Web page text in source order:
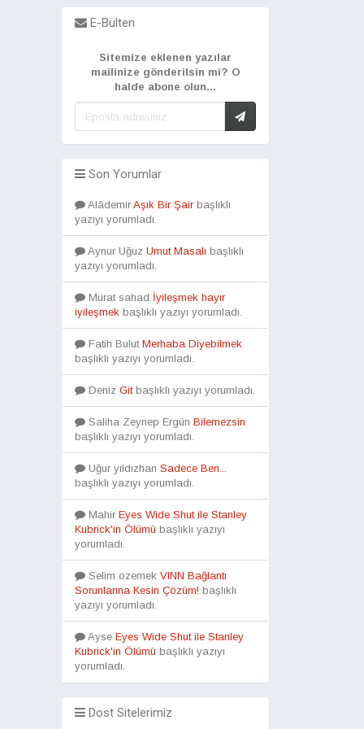
E-Bülten
Sitemize eklenen yazılar
mailinize gönderilsin mi? O
halde abone olun...
Son Yorumlar
Alâdemir Aşık Bir Şair başlıklı
yazıyı yorumladı.
Aynur Uğuz Umut Masalı başlıklı
yazıyı yorumladı.
Murat sahad İyileşmek hayır
iyileşmek başlıklı yazıyı yorumladı.
Fatih Bulut Merhaba Diyebilmek
başlıklı yazıyı yorumladı.
Deniz Gitbaşlıklı yazıyı yorumladı.
Saliha Zeynep Ergün Bilemezsin
başlıklı yazıyı yorumladı.
Uğur yıldızhan Sadece Ben...
başlıklı yazıyı yorumladı.
Mahir Eyes Wide Shut ile Stanley
Kubrick'in Ölümü başlıklı yazıyı
yorumladı.
Selim ozemek VINN Bağlantı
Sorunlarına Kesin Çözüm! başlıklı
yazıyı yorumladı.
Ayse Eyes Wide Shut ile Stanley
Kubrick'in Ölümü başlıklı yazıyı
yorumladı.
Dost Sitelerimiz